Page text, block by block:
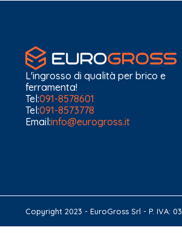
L'ingrosso di qualità per brico e
ferramenta!
Tel:091-8578601
Tel:091-8573778
Email:info@eurogross.it
Copyright 2023 - EuroGross Srl - P. IVA: